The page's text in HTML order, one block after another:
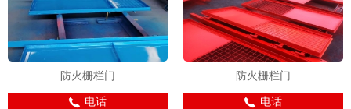
防火栅栏门
电话
防火栅栏门
电话